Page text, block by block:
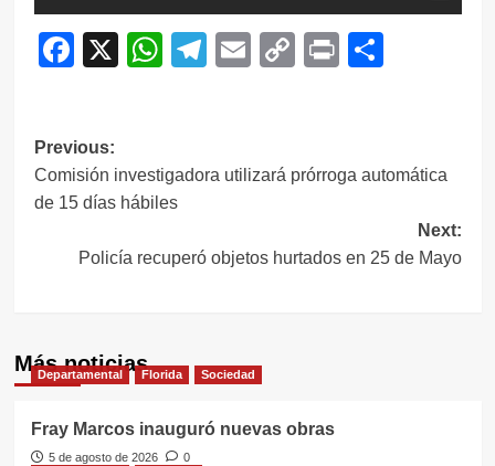
Facebook
X WhatsApp
Telegram
EmailCopy
Print
Navegación
de
Previous:
Comisión investigadora utilizará prórroga automática
de 15 días hábiles
Next:
Policía recuperó objetos hurtados en 25 de Mayo
Más noticias
Departamental Florida Sociedad
Fray Marcos inauguró nuevas obras
5 de agosto de 2026
0